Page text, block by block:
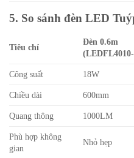
5. So sánh đèn LED
Tiêu chí
Đèn 0.6m
Công suất 18W
Chiều dài 600mm
Quang thông 1000LM
Phù hợp không
gian
Nhỏ hẹp